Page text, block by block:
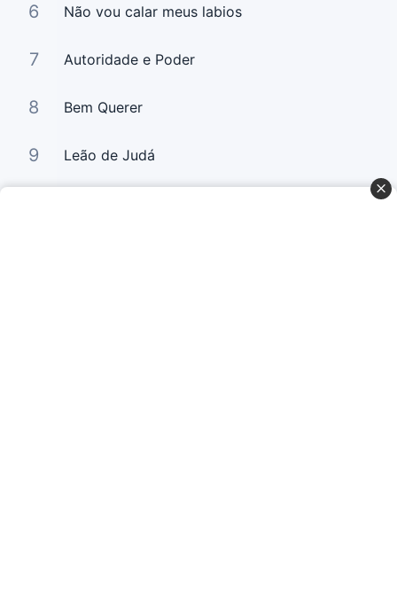
6 Não vou calar meus labios
7 Autoridade e Poder
8 Bem Querer
9 Leão de Judá